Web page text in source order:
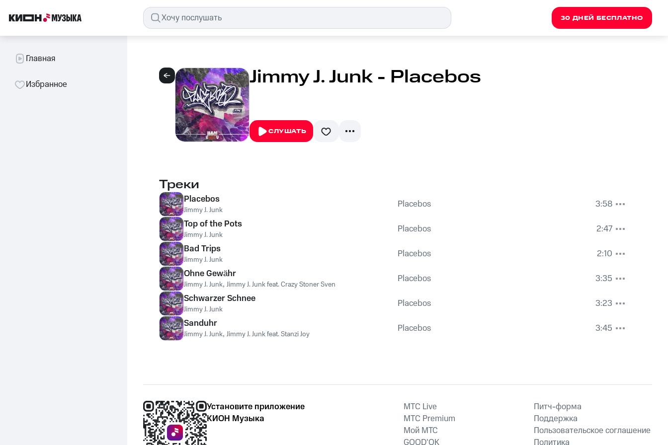
30 ДНЕЙ БЕСПЛАТНО
Главная
Избранное Jimmy J. Junk - Placebos
СЛУШАТЬ
Треки
Placebos
Jimmy J. Junk Placebos
3:58
Top of the Pots
Jimmy J. Junk Placebos
2:47
Bad Trips
Jimmy J. Junk Placebos
2:10
Ohne Gewähr
Jimmy J. Junk, Jimmy J. Junk feat. Crazy Stoner Sven Placebos
3:35
Schwarzer Schnee
Jimmy J. Junk Placebos
3:23
Sanduhr
Jimmy J. Junk, Jimmy J. Junk feat. Stanzi Joy Placebos 3:45
Установите приложение
КИОН Музыка
MTС Live
MTС Premium
Мой МТС
GOOD’OK
Питч-форма
Поддержка
Пользовательское соглашение
Политика